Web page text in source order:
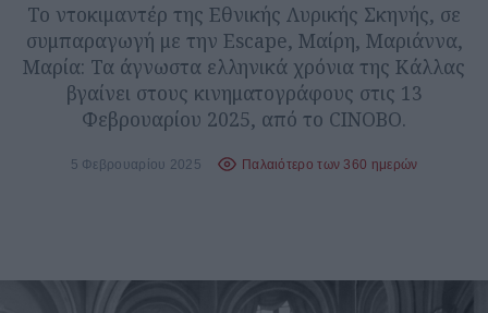
Το ντοκιμαντέρ της Εθνικής Λυρικής Σκηνής, σε
συμπαραγωγή με την Escape, Μαίρη, Μαριάννα,
Μαρία: Τα άγνωστα ελληνικά χρόνια της Κάλλας
βγαίνει στους κινηματογράφους στις 13
Φεβρουαρίου 2025, από το CINOBO.
5 Φεβρουαρίου 2025 Παλαιότερο των 360 ημερών